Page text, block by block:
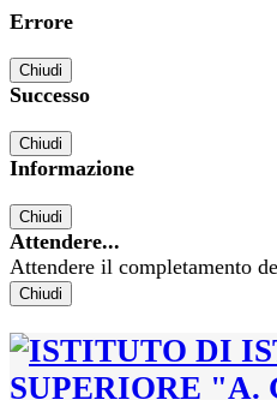
Errore
Chiudi
Successo
Chiudi
Informazione
Chiudi
Attendere...
Attendere il completamento
Chiudi